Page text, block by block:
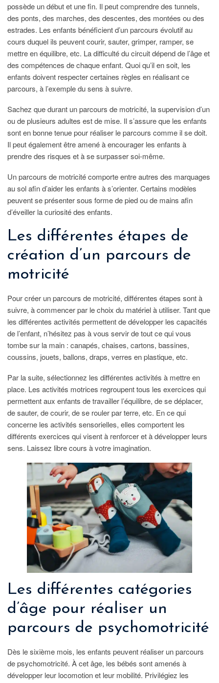
possède un début et une fin. Il peut comprendre des tunnels,
des ponts, des marches, des descentes, des montées ou des
estrades. Les enfants bénéficient d’un parcours évolutif au
cours duquel ils peuvent courir, sauter, grimper, ramper, se
mettre en équilibre, etc. La difficulté du circuit dépend de l’âge et
des compétences de chaque enfant. Quoi qu’il en soit, les
enfants doivent respecter certaines règles en réalisant ce
parcours, à l’exemple du sens à suivre.
Sachez que durant un parcours de motricité, la supervision d’un
ou de plusieurs adultes est de mise. Il s’assure que les enfants
sont en bonne tenue pour réaliser le parcours comme il se doit.
Il peut également être amené à encourager les enfants à
prendre des risques et à se surpasser soi-même.
Un parcours de motricité comporte entre autres des marquages
au sol afin d’aider les enfants à s’orienter. Certains modèles
peuvent se présenter sous forme de pied ou de mains afin
d’éveiller la curiosité des enfants.
Les différentes étapes de
création d’un parcours de
motricité
Pour créer un parcours de motricité, différentes étapes sont à
suivre, à commencer par le choix du matériel à utiliser. Tant que
les différentes activités permettent de développer les capacités
de l’enfant, n’hésitez pas à vous servir de tout ce qui vous
tombe sur la main : canapés, chaises, cartons, bassines,
coussins, jouets, ballons, draps, verres en plastique, etc.
Par la suite, sélectionnez les différentes activités à mettre en
place. Les activités motrices regroupent tous les exercices qui
permettent aux enfants de travailler l’équilibre, de se déplacer,
de sauter, de courir, de se rouler par terre, etc. En ce qui
concerne les activités sensorielles, elles comportent les
différents exercices qui visent à renforcer et à développer leurs
sens. Laissez libre cours à votre imagination.
Les différentes catégories
d’âge pour réaliser un
parcours de psychomotricité
Dès le sixième mois, les enfants peuvent réaliser un parcours
de psychomotricité. À cet âge, les bébés sont amenés à
développer leur locomotion et leur mobilité. Privilégiez les